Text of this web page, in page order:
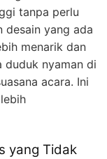
tanpa perlu
desain yang ada
menarik dan
duduk nyaman di
acara. Ini
yang Tidak